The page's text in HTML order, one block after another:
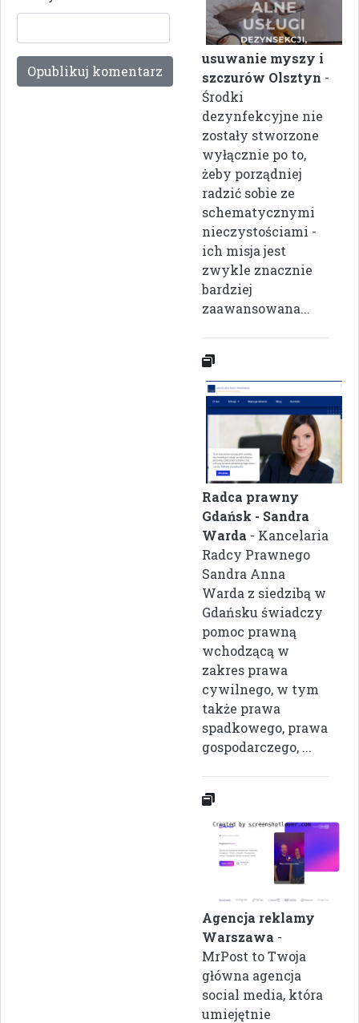
usuwanie myszy i
szczurów Olsztyn -
Środki
dezynfekcyjne nie
zostały stworzone
wyłącznie po to,
żeby porządniej
radzić sobie ze
schematycznymi
nieczystościami -
ich misja jest
zwykle znacznie
bardziej
zaawansowana...
Radca prawny
Gdańsk - Sandra
Warda - Kancelaria
Radcy Prawnego
Sandra Anna
Warda z siedzibą w
Gdańsku świadczy
pomoc prawną
wchodzącą w
zakres prawa
cywilnego, w tym
także prawa
spadkowego, prawa
gospodarczego, ...
Agencja reklamy
Warszawa -
MrPost to Twoja
główna agencja
social media, która
umiejętnie